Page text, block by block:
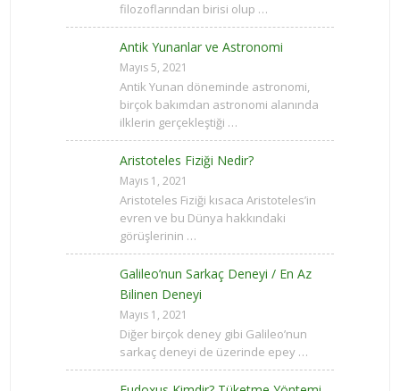
filozoflarından birisi olup …
Antik Yunanlar ve Astronomi
Mayıs 5, 2021
Antik Yunan döneminde astronomi,
birçok bakımdan astronomi alanında
ilklerin gerçekleştiği …
Aristoteles Fiziği Nedir?
Mayıs 1, 2021
Aristoteles Fiziği kısaca Aristoteles’in
evren ve bu Dünya hakkındaki
görüşlerinin …
Galileo’nun Sarkaç Deneyi / En Az
Bilinen Deneyi
Mayıs 1, 2021
Diğer birçok deney gibi Galileo’nun
sarkaç deneyi de üzerinde epey …